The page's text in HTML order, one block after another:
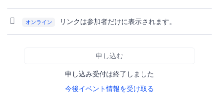
オンライン リンクは参加者だけに表示されます。
申し込む
申し込み受付は終了しました
今後イベント情報を受け取る